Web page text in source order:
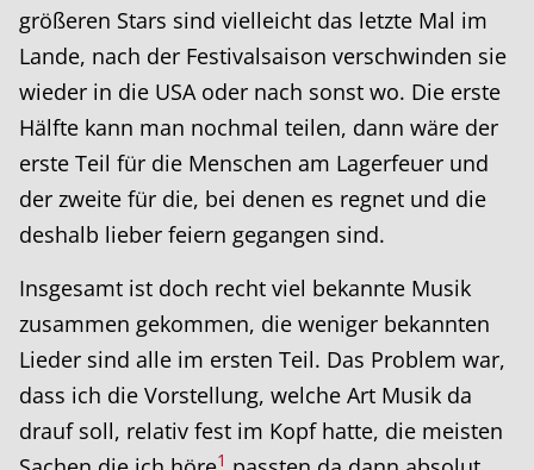
größeren Stars sind vielleicht das letzte Mal im
Lande, nach der Festivalsaison verschwinden sie
wieder in die USA oder nach sonst wo. Die erste
Hälfte kann man nochmal teilen, dann wäre der
erste Teil für die Menschen am Lagerfeuer und
der zweite für die, bei denen es regnet und die
deshalb lieber feiern gegangen sind.
Insgesamt ist doch recht viel bekannte Musik
zusammen gekommen, die weniger bekannten
Lieder sind alle im ersten Teil. Das Problem war,
dass ich die Vorstellung, welche Art Musik da
drauf soll, relativ fest im Kopf hatte, die meisten
1